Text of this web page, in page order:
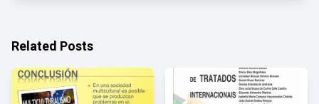
Related Posts